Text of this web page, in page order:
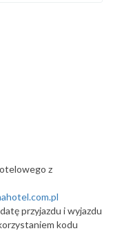
z
przyjazdu i wyjazdu
kodu